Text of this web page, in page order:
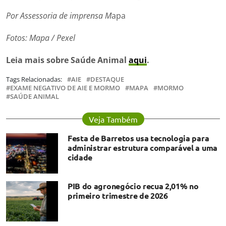
Por Assessoria de imprensa Mapa
Fotos: Mapa / Pexel
Leia mais sobre Saúde Animal aqui.
Tags Relacionadas: AIE
DESTAQUE
EXAME NEGATIVO DE AIE E MORMO
MAPA
MORMO
SAÚDE ANIMAL
Veja Também
Festa de Barretos usa tecnologia para
administrar estrutura comparável a uma
cidade
PIB do agronegócio recua 2,01% no
primeiro trimestre de 2026